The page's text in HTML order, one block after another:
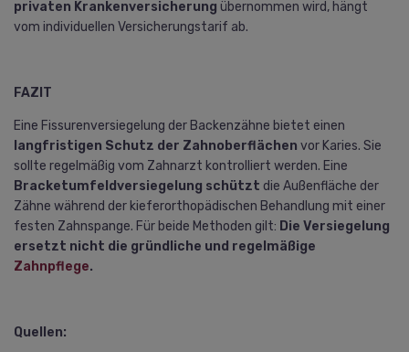
privaten Krankenversicherung übernommen wird, hängt
vom individuellen Versicherungstarif ab.
FAZIT
Eine Fissurenversiegelung der Backenzähne bietet einen
langfristigen Schutz der Zahnoberflächen vor Karies. Sie
sollte regelmäßig vom Zahnarzt kontrolliert werden. Eine
Bracketumfeldversiegelung schützt die Außenfläche der
Zähne während der kieferorthopädischen Behandlung mit einer
festen Zahnspange. Für beide Methoden gilt: Die Versiegelung
ersetzt nicht die gründliche und regelmäßige
Zahnpflege.
Quellen: